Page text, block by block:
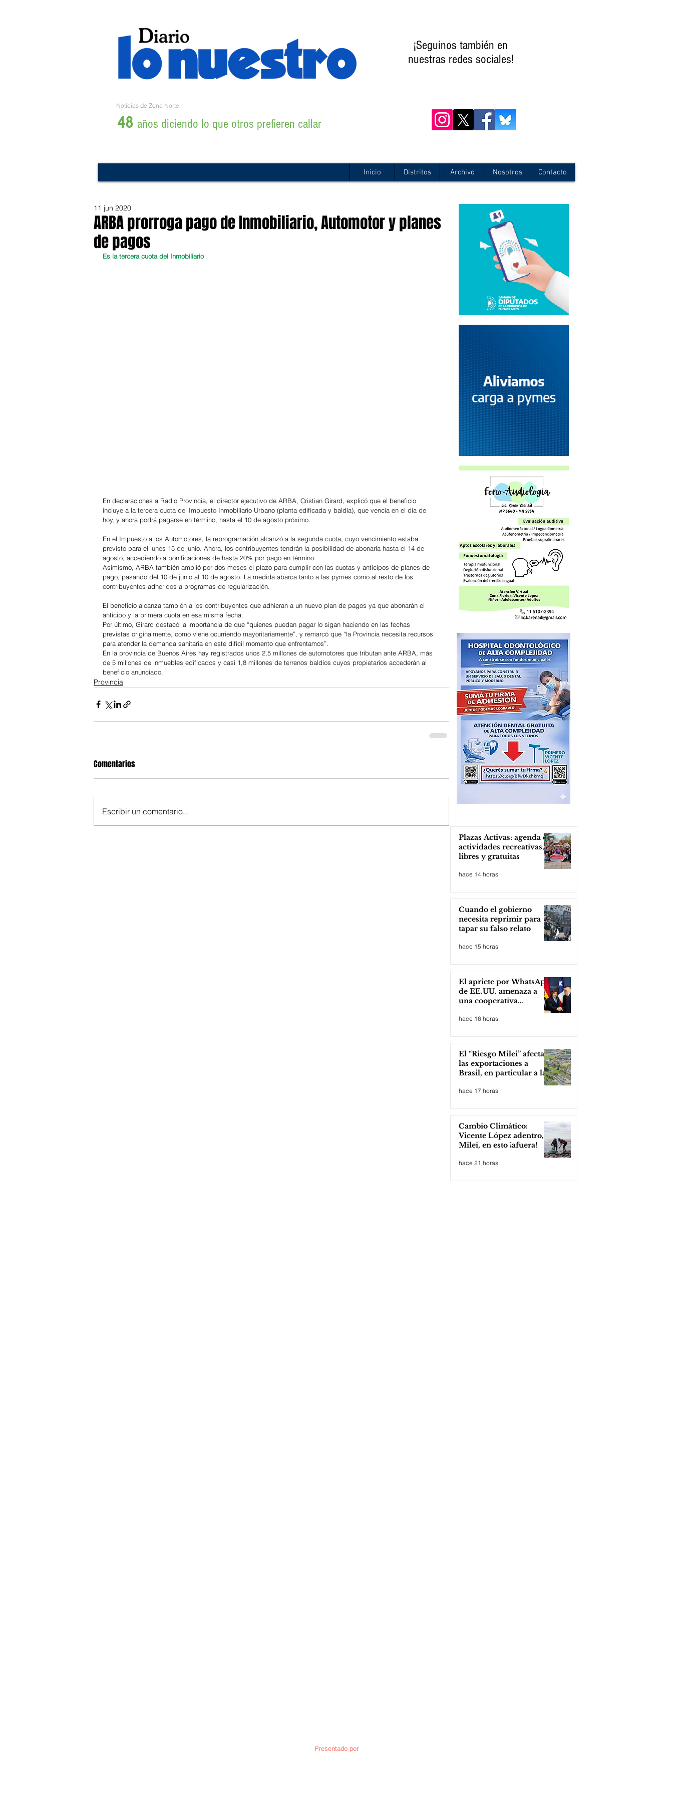
¡Seguinos también en
nuestras redes sociales!
Noticias de Zona Norte
48 años diciendo lo que otros prefieren callar
Inicio Distritos Archivo Nosotros Contacto
ARBA prorroga pago de Inmobiliario, Automotor y planes
de pagos
11 jun 2020
Es la tercera cuota del Inmobiliario
En declaraciones a Radio Provincia, el director ejecutivo de ARBA, Cristian Girard, explicó que el beneficio
incluye a la tercera cuota del Impuesto Inmobiliario Urbano (planta edificada y baldía), que vencía en el día de
hoy, y ahora podrá pagarse en término, hasta el 10 de agosto próximo.
En el Impuesto a los Automotores, la reprogramación alcanzó a la segunda cuota, cuyo vencimiento estaba
previsto para el lunes 15 de junio. Ahora, los contribuyentes tendrán la posibilidad de abonarla hasta el 14 de
agosto, accediendo a bonificaciones de hasta 20% por pago en término.
Asimismo, ARBA también amplió por dos meses el plazo para cumplir con las cuotas y anticipos de planes de
pago, pasando del 10 de junio al 10 de agosto. La medida abarca tanto a las pymes como al resto de los
contribuyentes adheridos a programas de regularización.
El beneficio alcanza también a los contribuyentes que adhieran a un nuevo plan de pagos ya que abonarán el
anticipo y la primera cuota en esa misma fecha.
Por último, Girard destacó la importancia de que “quienes puedan pagar lo sigan haciendo en las fechas
previstas originalmente, como viene ocurriendo mayoritariamente”, y remarcó que “la Provincia necesita recursos
para atender la demanda sanitaria en este difícil momento que enfrentamos”.
En la provincia de Buenos Aires hay registrados unos 2,5 millones de automotores que tributan ante ARBA, más
de 5 millones de inmuebles edificados y casi 1,8 millones de terrenos baldíos cuyos propietarios accederán al
beneficio anunciado.
Provincia
Comentarios
Escribir un comentario...
Plazas Activas: agenda de
actividades recreativas,
libres y gratuitas
hace 14 horas
Cuando el gobierno
necesita reprimir para
tapar su falso relato
hace 15 horas
El apriete por WhatsApp
de EE.UU. amenaza a
una cooperativa
argentina para boicotear
a Huawei
hace 16 horas
El “Riesgo Milei” afecta
las exportaciones a
Brasil, en particular a la
industria automotriz de
la provincia
hace 17 horas
Cambio Climático:
Vicente López adentro,
Milei, en esto ¡afuera!
hace 21 horas
Presentado por